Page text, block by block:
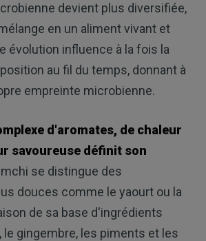
devient plus diversifiée,
en un aliment vivant et
évolution influence à la fois la
au fil du temps, donnant à
empreinte microbienne.
d'aromates, de chaleur
savoureuse définit son
se distingue des
douces comme le yaourt ou la
de sa base d'ingrédients
le gingembre, les piments et les